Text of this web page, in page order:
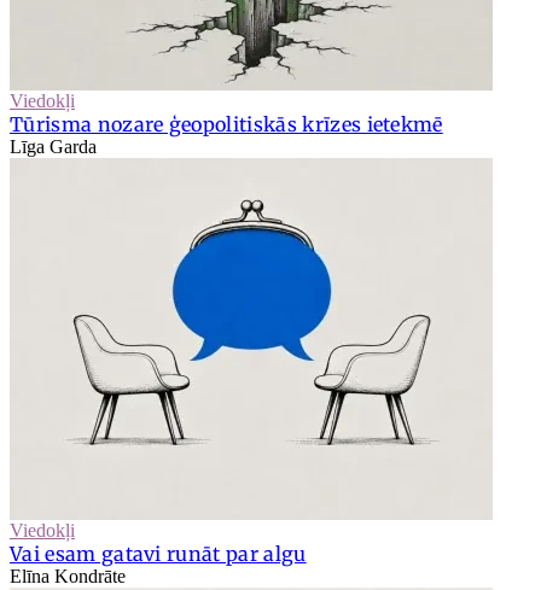
Viedokļi
Tūrisma nozare ģeopolitiskās krīzes ietekmē
Līga Garda
Viedokļi
Vai esam gatavi runāt par algu
Elīna Kondrāte